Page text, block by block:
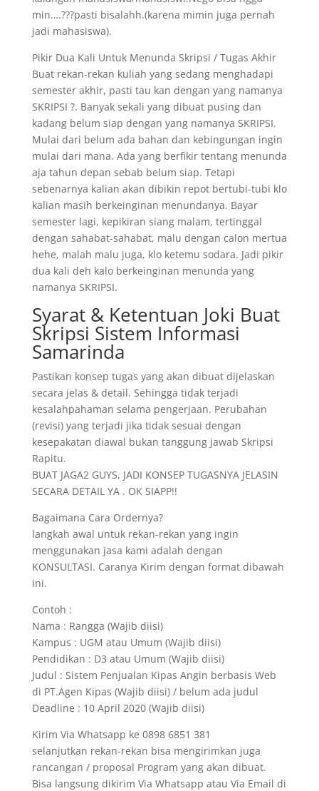
min….???pasti bisalahh.(karena mimin juga pernah
jadi mahasiswa).
Pikir Dua Kali Untuk Menunda Skripsi / Tugas Akhir
Buat rekan-rekan kuliah yang sedang menghadapi
semester akhir, pasti tau kan dengan yang namanya
SKRIPSI ?. Banyak sekali yang dibuat pusing dan
kadang belum siap dengan yang namanya SKRIPSI.
Mulai dari belum ada bahan dan kebingungan ingin
mulai dari mana. Ada yang berfikir tentang menunda
aja tahun depan sebab belum siap. Tetapi
sebenarnya kalian akan dibikin repot bertubi-tubi klo
kalian masih berkeinginan menundanya. Bayar
semester lagi, kepikiran siang malam, tertinggal
dengan sahabat-sahabat, malu dengan calon mertua
hehe, malah malu juga, klo ketemu sodara. Jadi pikir
dua kali deh kalo berkeinginan menunda yang
namanya SKRIPSI.
Syarat & Ketentuan Joki Buat
Skripsi Sistem Informasi
Samarinda
Pastikan konsep tugas yang akan dibuat dijelaskan
secara jelas & detail. Sehingga tidak terjadi
kesalahpahaman selama pengerjaan. Perubahan
(revisi) yang terjadi jika tidak sesuai dengan
kesepakatan diawal bukan tanggung jawab Skripsi
Rapitu.
BUAT JAGA2 GUYS, JADI KONSEP TUGASNYA JELASIN
SECARA DETAIL YA . OK SIAPP!!
Bagaimana Cara Ordernya?
langkah awal untuk rekan-rekan yang ingin
menggunakan jasa kami adalah dengan
KONSULTASI. Caranya Kirim dengan format dibawah
ini.
Contoh :
Nama : Rangga (Wajib diisi)
Kampus : UGM atau Umum (Wajib diisi)
Pendidikan : D3 atau Umum (Wajib diisi)
Judul : Sistem Penjualan Kipas Angin berbasis Web
di PT.Agen Kipas (Wajib diisi) / belum ada judul
Deadline : 10 April 2020 (Wajib diisi)
Kirim Via Whatsapp ke 0898 6851 381
selanjutkan rekan-rekan bisa mengirimkan juga
rancangan / proposal Program yang akan dibuat.
Bisa langsung dikirim Via Whatsapp atau Via Email di